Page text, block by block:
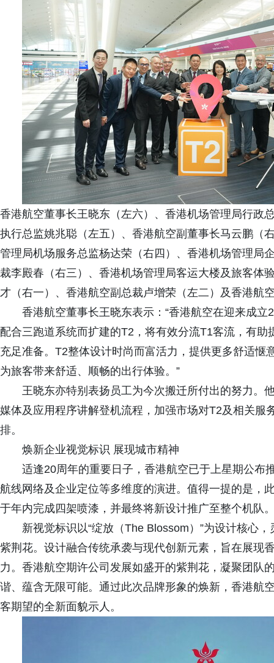
香港航空董事长王晓东（左六）、香港机场管理局行政
执行总监姚兆聪（左五）、香港航空副董事长马云鹏（
管理局机场服务总监杨达荣（右四）、香港机场管理局
裁李殿春（右三）、香港机场管理局客运大楼及旅客体
才（右一）、香港航空副总裁卢增荣（左二）及香港航
香港航空董事长王晓东表示：“香港航空在迎来成
配合三跑道系统而扩建的T2，将有效分流T1客流，有
充足准备。T2整体设计时尚而富活力，提供更多舒适
为旅客带来舒适、顺畅的出行体验。”
王晓东亦特别表扬员工为今次搬迁所付出的努力。
媒体及应用程序讲解登机流程，加强市场对T2及相关服
排。
焕新企业视觉标识 展现城市精神
适逢20周年的重要日子，香港航空已于上星期公布
航线网络及企业定位等多维度的演进。值得一提的是，
于年内完成四架喷漆，并最终将新设计推广至整个机队
新视觉标识以“绽放（The Blossom）”为设计核心
紫荆花。设计融合传统承袭与现代创新元素，旨在展现
力。香港航空期许公司发展如盛开的紫荆花，凝聚团队
谐、蕴含无限可能。通过此次品牌形象的焕新，香港航
客期望的全新面貌示人。